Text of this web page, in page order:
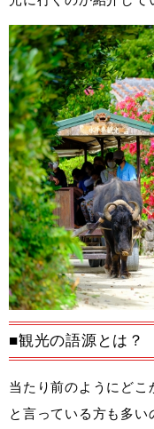
■観光の語源とは？
当たり前のようにどこ
と言っている方も多